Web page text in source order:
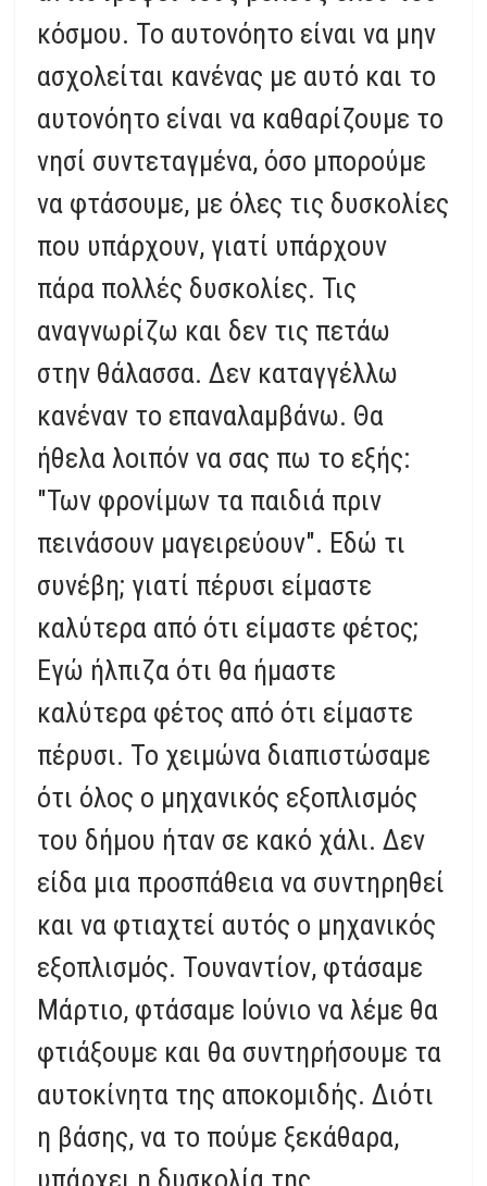
κόσμου. Το αυτονόητο είναι να μην
ασχολείται κανένας με αυτό και το
αυτονόητο είναι να καθαρίζουμε το
νησί συντεταγμένα, όσο μπορούμε
να φτάσουμε, με όλες τις δυσκολίες
που υπάρχουν, γιατί υπάρχουν
πάρα πολλές δυσκολίες. Τις
αναγνωρίζω και δεν τις πετάω
στην θάλασσα. Δεν καταγγέλλω
κανέναν το επαναλαμβάνω. Θα
ήθελα λοιπόν να σας πω το εξής:
"Των φρονίμων τα παιδιά πριν
πεινάσουν μαγειρεύουν". Εδώ τι
συνέβη; γιατί πέρυσι είμαστε
καλύτερα από ότι είμαστε φέτος;
Εγώ ήλπιζα ότι θα ήμαστε
καλύτερα φέτος από ότι είμαστε
πέρυσι. Το χειμώνα διαπιστώσαμε
ότι όλος ο μηχανικός εξοπλισμός
του δήμου ήταν σε κακό χάλι. Δεν
είδα μια προσπάθεια να συντηρηθεί
και να φτιαχτεί αυτός ο μηχανικός
εξοπλισμός. Τουναντίον, φτάσαμε
Μάρτιο, φτάσαμε Ιούνιο να λέμε θα
φτιάξουμε και θα συντηρήσουμε τα
αυτοκίνητα της αποκομιδής. Διότι
η βάσης, να το πούμε ξεκάθαρα,